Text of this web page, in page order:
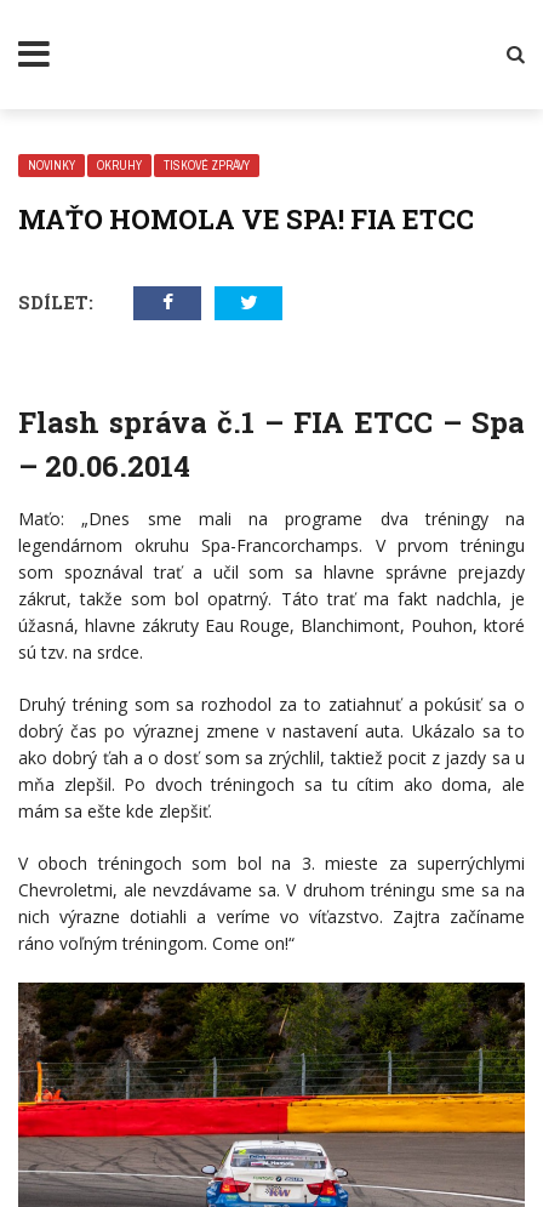
NOVINKY OKRUHY TISKOVÉ ZPRÁVY
MAŤO HOMOLA VE SPA! FIA ETCC
SDÍLET:
Flash správa č.1 – FIA ETCC – Spa
– 20.06.2014
Maťo: „Dnes sme mali na programe dva tréningy na
legendárnom okruhu Spa-Francorchamps. V prvom tréningu
som spoznával trať a učil som sa hlavne správne prejazdy
zákrut, takže som bol opatrný. Táto trať ma fakt nadchla, je
úžasná, hlavne zákruty Eau Rouge, Blanchimont, Pouhon, ktoré
sú tzv. na srdce.
Druhý tréning som sa rozhodol za to zatiahnuť a pokúsiť sa o
dobrý čas po výraznej zmene v nastavení auta. Ukázalo sa to
ako dobrý ťah a o dosť som sa zrýchlil, taktiež pocit z jazdy sa u
mňa zlepšil. Po dvoch tréningoch sa tu cítim ako doma, ale
mám sa ešte kde zlepšiť.
V oboch tréningoch som bol na 3. mieste za superrýchlymi
Chevroletmi, ale nevzdávame sa. V druhom tréningu sme sa na
nich výrazne dotiahli a veríme vo víťazstvo. Zajtra začíname
ráno voľným tréningom. Come on!“